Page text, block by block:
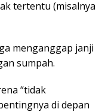
tertentu (misalnya
menganggap janji
sumpah.
“tidak
di depan